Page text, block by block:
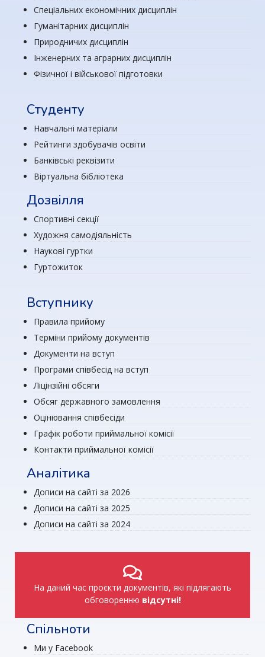
Спеціальних економічних дисциплін
Гуманітарних дисциплін
Природничих дисциплін
Інженерних та аграрних дисциплін
Фізичної і військової підготовки
Студенту
Навчальні матеріали
Рейтинги здобувачів освіти
Банківські реквізити
Віртуальна бібліотека
Дозвілля
Спортивні секції
Художня самодіяльність
Наукові гуртки
Гуртожиток
Вступнику
Правила прийому
Терміни прийому документів
Документи на вступ
Програми співбесід на вступ
Ліцінзійні обсяги
Обсяг державного замовлення
Оцінювання співбесіди
Графік роботи приймальної комісії
Контакти приймальної комісії
Аналітика
Дописи на сайті за 2026
Дописи на сайті за 2025
Дописи на сайті за 2024
На даний час проєкти документів, які підлягають
обговоренню відсутні!
Спільноти
Ми у Facebook